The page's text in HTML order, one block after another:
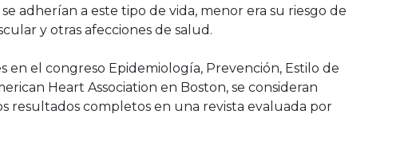
adherían a este tipo de vida, menor era su riesgo de
y otras afecciones de salud.
en el congreso Epidemiología, Prevención, Estilo de
Heart Association en Boston, se consideran
resultados completos en una revista evaluada por